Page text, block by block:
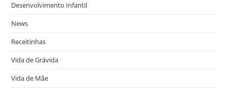
Desenvolvimento Infantil
News
Receitinhas
Vida de Grávida
Vida de Mãe